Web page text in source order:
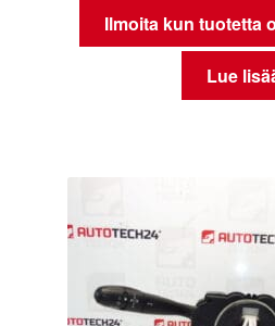
Ilmoita kun tuotetta
Lue